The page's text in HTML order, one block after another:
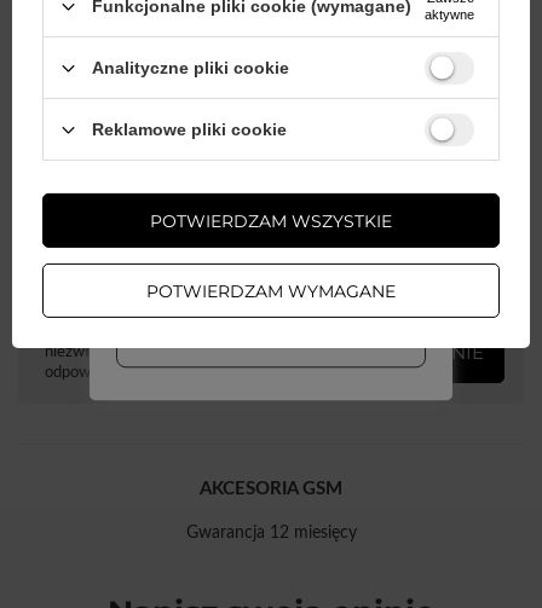
Opakowanie
Potrzebujesz pomocy? Masz pytania?
niezwłocznie, najciekawsze pytania i
odpowiedzi publikując dla innych.
ZADAJ PYTANIE
AKCESORIA GSM
Gwarancja 12 miesięcy
Wystarczy założyć konto
odblokować zniżki na kolejne
ZAŁÓŻ KONTO
Funkcjonalne pliki cookie (wymagane)
aktywne
Analityczne pliki cookie
Reklamowe pliki cookie
POTWIERDZAM WYMAGANE
POTWIERDZAM WSZYSTKIE